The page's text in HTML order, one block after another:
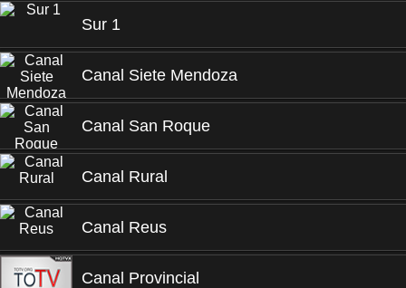
Sur 1
Canal Siete Mendoza
Canal San Roque
Canal Rural
Canal Reus
Canal Provincial